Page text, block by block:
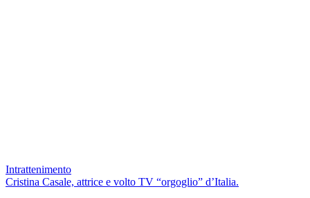
Intrattenimento
Cristina Casale, attrice e volto TV “orgoglio” d’Italia.